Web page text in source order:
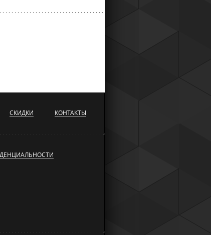
СКИДКИ КОНТАКТЫ